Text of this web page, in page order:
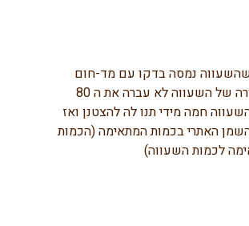
שהשעווה נמסה בדקו עם מד-חום
שהטמפרטורה של השעווה לא עברה את ה 80
חמה מידי תנו לה להצטנן ואז
האתרי בכמות המתאימה (הכמות
לכמות השעווה)